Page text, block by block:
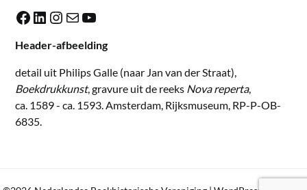
Facebook LinkedIn Instagram E-mail YouTube
Header-afbeelding
detail uit Philips Galle (naar Jan van der Straat),
Boekdrukkunst, gravure uit de reeks Nova reperta,
ca. 1589 - ca. 1593. Amsterdam, Rijksmuseum, RP-P-OB-
6835.